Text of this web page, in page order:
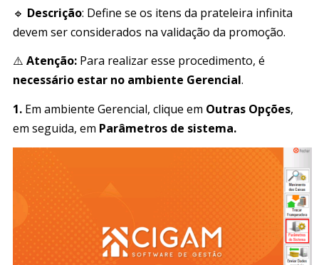
🔹 Descrição: Define se os itens da prateleira infinita
devem ser considerados na validação da promoção.
⚠️ Atenção: Para realizar esse procedimento, é
necessário estar no ambiente Gerencial.
1. Em ambiente Gerencial, clique em Outras Opções,
em seguida, em Parâmetros de sistema.